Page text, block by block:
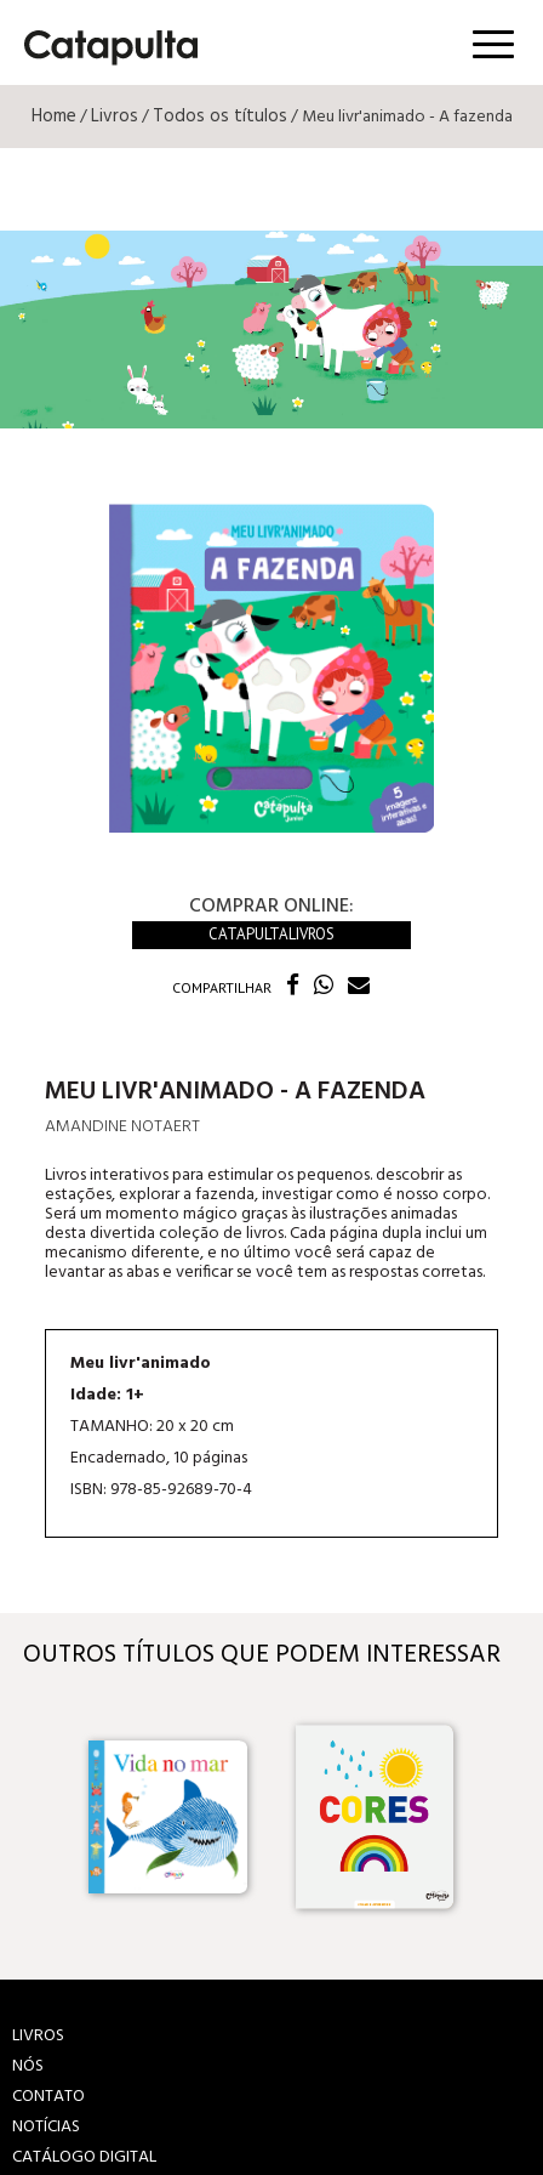
Menú
Home/Livros/Todos os títulos/ Meu livr'animado - A fazenda
COMPRAR ONLINE:
CATAPULTALIVROS
COMPARTILHAR
MEU LIVR'ANIMADO - A FAZENDA
AMANDINE NOTAERT
Livros interativos para estimular os pequenos. descobrir as
estações, explorar a fazenda, investigar como é nosso corpo.
Será um momento mágico graças às ilustrações animadas
desta divertida coleção de livros. Cada página dupla inclui um
mecanismo diferente, e no último você será capaz de
levantar as abas e verificar se você tem as respostas corretas.
Meu livr'animado
Idade: 1+
TAMANHO: 20 x 20 cm
Encadernado, 10 páginas
ISBN: 978-85-92689-70-4
OUTROS TÍTULOS QUE PODEM INTERESSAR
LIVROS
NÓS
CONTATO
NOTÍCIAS
CATÁLOGO DIGITAL